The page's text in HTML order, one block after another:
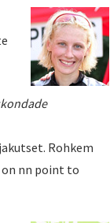
Rohkem
on nn point to